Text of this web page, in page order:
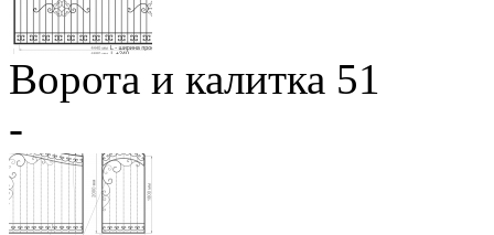
Ворота и калитка 51
-